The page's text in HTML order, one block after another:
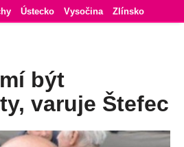
Ústecko Vysočina Zlínsko
být
varuje Štefec